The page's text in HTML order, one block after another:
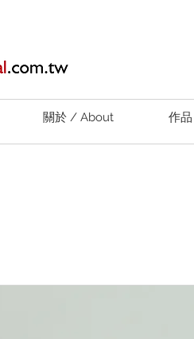
關於 / About 作